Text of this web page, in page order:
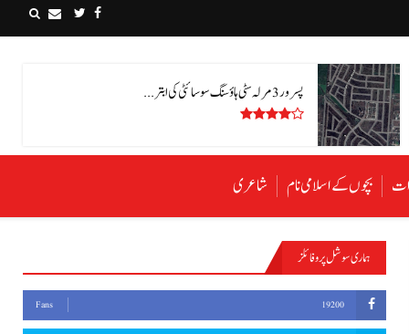
پسرور 3 مرلہ سٹی ہاؤسنگ سوسائٹی کی ابتر ...
بچوں کے اسلامی نام شاعری
ہماری سوشل پروفائلز
19200
Fans